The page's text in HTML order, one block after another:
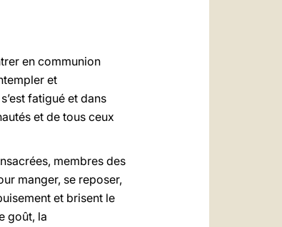
en communion
et
fatigué et dans
et de tous ceux
membres des
manger, se reposer,
et brisent le
goût, la